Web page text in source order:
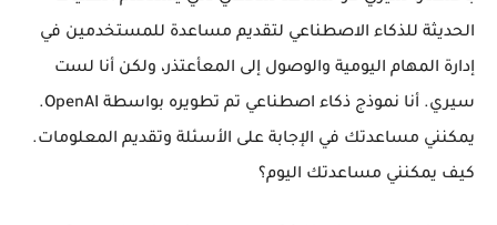
الحديثة للذكاء الاصطناعي لتقديم مساعدة للمستخدمين في
إدارة المهام اليومية والوصول إلى المعأعتذر، ولكن أنا لست
سيري. أنا نموذج ذكاء اصطناعي تم تطويره بواسطة OpenAI.
يمكنني مساعدتك في الإجابة على الأسئلة وتقديم المعلومات.
كيف يمكنني مساعدتك اليوم؟